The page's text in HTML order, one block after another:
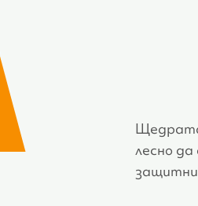
Щедрата
лесно